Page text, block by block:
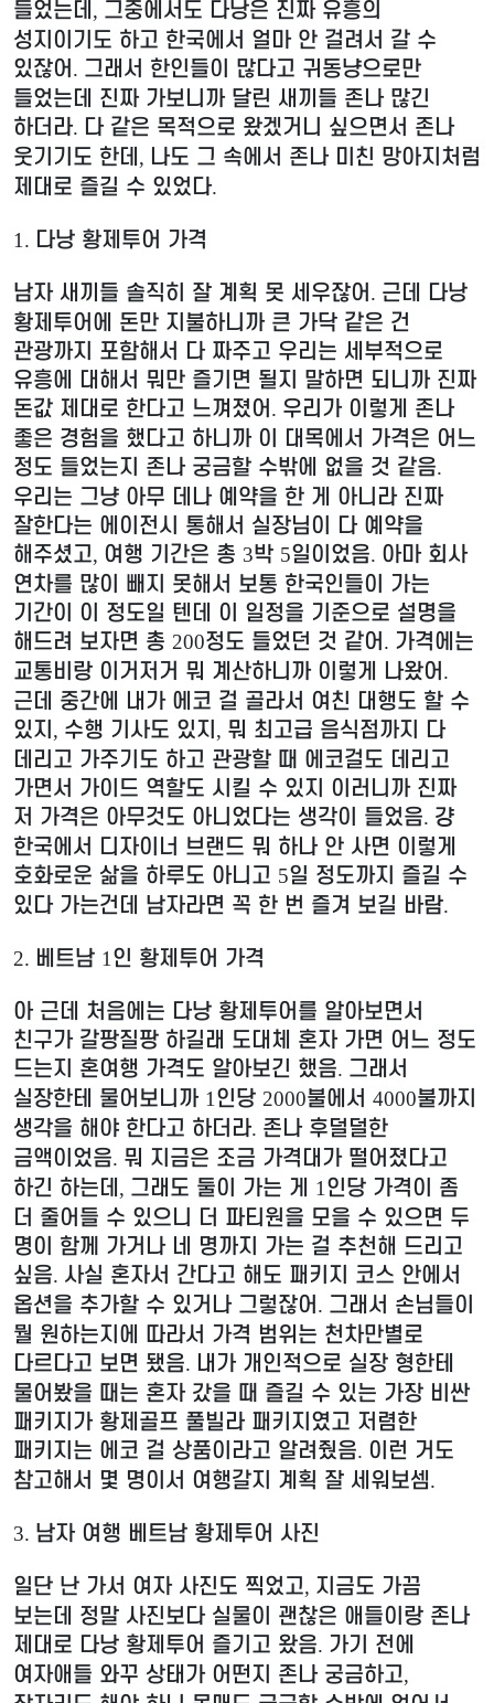
들었는데 , 그중에서도 다낭은 진짜 유흥의
성지이기도 하고 한국에서 얼마 안 걸려서 갈 수
있잖어 . 그래서 한인들이 많다고 귀동냥으로만
들었는데 진짜 가보니까 달린 새끼들 존나 많긴
하더라. 다 같은 목적으로 왔겠거니 싶으면서 존나
웃기기도 한데 , 나도 그 속에서 존나 미친 망아지처럼
제대로 즐길 수 있었다.
1. 다낭 황제투어 가격
남자 새끼들 솔직히 잘 계획 못 세우잖어 . 근데 다낭
황제투어에 돈만 지불하니까 큰 가닥 같은 건
관광까지 포함해서 다 짜주고 우리는 세부적으로
유흥에 대해서 뭐만 즐기면 될지 말하면 되니까 진짜
돈값 제대로 한다고 느껴졌어 . 우리가 이렇게 존나
좋은 경험을 했다고 하니까 이 대목에서 가격은 어느
정도 들었는지 존나 궁금할 수밖에 없을 것 같음.
우리는 그냥 아무 데나 예약을 한 게 아니라 진짜
잘한다는 에이전시 통해서 실장님이 다 예약을
해주셨고, 여행 기간은 총 3박 5일이었음. 아마 회사
연차를 많이 빼지 못해서 보통 한국인들이 가는
기간이 이 정도일 텐데 이 일정을 기준으로 설명을
해드려 보자면 총 200정도 들었던 것 같어 . 가격에는
교통비랑 이거저거 뭐 계산하니까 이렇게 나왔어 .
근데 중간에 내가 에코 걸 골라서 여친 대행도 할 수
있지 , 수행 기사도 있지 , 뭐 최고급 음식점까지 다
데리고 가주기도 하고 관광할 때 에코걸도 데리고
가면서 가이드 역할도 시킬 수 있지 이러니까 진짜
저 가격은 아무것도 아니었다는 생각이 들었음. 걍
한국에서 디자이너 브랜드 뭐 하나 안 사면 이렇게
호화로운 삶을 하루도 아니고 5일 정도까지 즐길 수
있다 가는건데 남자라면 꼭 한 번 즐겨 보길 바람.
2. 베트남 1 인 황제투어 가격
아 근데 처음에는 다낭 황제투어를 알아보면서
친구가 갈팡질팡 하길래 도대체 혼자 가면 어느 정도
드는지 혼여행 가격도 알아보긴 했음. 그래서
실장한테 물어보니까 1 인당 2000불에서 4000불까지
생각을 해야 한다고 하더라. 존나 후덜덜한
금액이었음. 뭐 지금은 조금 가격대가 떨어졌다고
하긴 하는데 , 그래도 둘이 가는 게 1 인당 가격이 좀
더 줄어들 수 있으니 더 파티원을 모을 수 있으면 두
명이 함께 가거나 네 명까지 가는 걸 추천해 드리고
싶음. 사실 혼자서 간다고 해도 패키지 코스 안에서
옵션을 추가할 수 있거나 그렇잖어 . 그래서 손님들이
뭘 원하는지에 따라서 가격 범위는 천차만별로
다르다고 보면 됐음. 내가 개인적으로 실장 형한테
물어봤을 때는 혼자 갔을 때 즐길 수 있는 가장 비싼
패키지가 황제골프 풀빌라 패키지였고 저렴한
패키지는 에코 걸 상품이라고 알려줬음. 이런 거도
참고해서 몇 명이서 여행갈지 계획 잘 세워보셈.
3. 남자 여행 베트남 황제투어 사진
일단 난 가서 여자 사진도 찍었고, 지금도 가끔
보는데 정말 사진보다 실물이 괜찮은 애들이랑 존나
제대로 다낭 황제투어 즐기고 왔음. 가기 전에
여자애들 와꾸 상태가 어떤지 존나 궁금하고,